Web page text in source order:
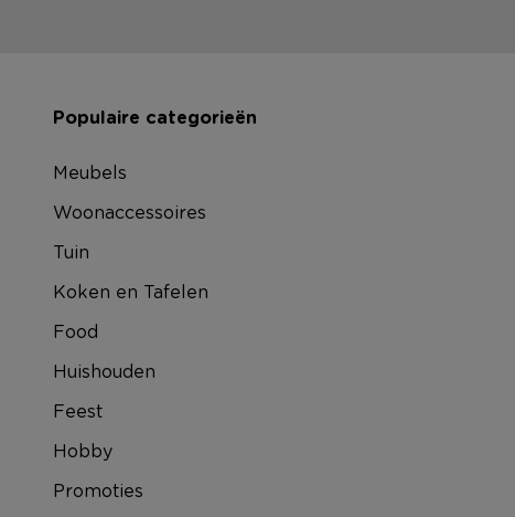
Populaire categorieën
Meubels
Woonaccessoires
Tuin
Koken en Tafelen
Food
Huishouden
Feest
Hobby
Promoties